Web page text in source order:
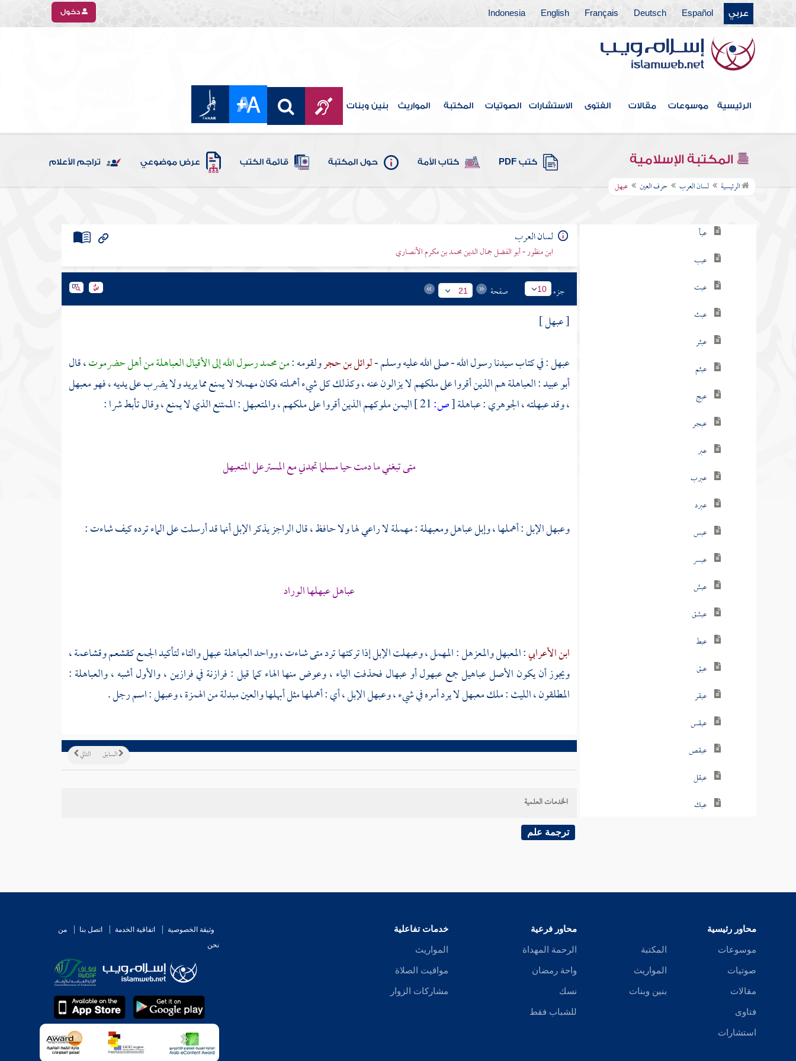
عربي Español
Deutsch
Français
English
Indonesia دخول
الرئيسية موسوعات مقالات الفتوى الاستشارات الصوتيات المكتبة المواريث بنين وبنات
المكتبة الإسلامية كتب PDF كتاب الأمة حول المكتبة قائمة الكتب عرض موضوعي تراجم الأعلام
الرئيسية لسان العرب حرف العين عبهل
حرف السين
حرف الشين
حرف الصاد
حرف الضاد
حرف الطاء
حرف الظاء
حرف العين
عبأ
عبب
عبت
عبث
عبثر
عبثم
عبج
عبجر
عبر
عبرب
عبرد
عبس
عبسر
عبش
عبشق
عبط
عبق
عبقر
عبقس
عبقص
عبقل
عبك
لسان العرب
ابن منظور - أبو الفضل جمال الدين محمد بن مكرم الأنصاري
جزء 10 صفحة 21
[ عبهل ]
عبهل : في كتاب سيدنا رسول الله - صلى الله عليه وسلم -لوائل بن حجرولقومه :منمحمدرسول الله إلى الأقيال العباهلة من أهلحضرموت، قال
أبو عبيد: العباهلة هم الذين أقروا على ملكهم لا يزالون عنه ، وكذلك كل شيء أهملته فكان مهملا لا يمنع مما يريد ولا يضرب على يديه ، فهو معبهل
، وقد عبهلته ،الجوهري: عباهلة[ص: اليمنملوكهم الذين أقروا على ملكهم ، والمتعبهل : الممتنع الذي لا يمنع ، وقالتأبط شرا:
متى تبغني ما دمت حيا مسلما تجدني مع المسترعل المتعبهل
وعبهل الإبل : أهملها ، وإبل عباهل ومعبهلة : مهملة لا راعي لها ولا حافظ ، قال الراجز يذكر الإبل أنها قد أرسلت على الماء ترده كيف شاءت :
عباهل عبهلها الوراد
ابن الأعرابي: المعبهل والمعزهل : المهمل ، وعبهلت الإبل إذا تركتها ترد متى شاءت ، وواحد العباهلة عبهل والتاء لتأكيد الجمع كقشعم وقشاعمة ،
ويجوز أن يكون الأصل عباهيل جمع عبهول أو عبهال فحذفت الياء ، وعوض منها الهاء كما قيل : فرازنة في فرازين ، والأول أشبه ، والعباهلة :
المطلقون ،الليث: ملك معبهل لا يرد أمره في شيء ، وعبهل الإبل ، أي : أهملها مثل أبهلها والعين مبدلة من الهمزة ، وعبهل : اسم رجل .
التالي السابق
الخدمات العلمية
ترجمة علم
محاور رئيسية
موسوعات
صوتيات
مقالات
فتاوى
استشارات
المكتبة
المواريث
بنين وبنات
محاور فرعية
الرحمة المهداة
واحة رمضان
نسك
للشباب فقط
خدمات تفاعلية
المواريث
مواقيت الصلاة
مشاركات الزوار
وثيقة الخصوصية اتفاقية الخدمة اتصل بنا
من
نحن